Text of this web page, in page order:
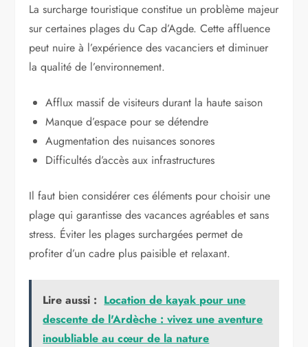
La surcharge touristique constitue un problème majeur
sur certaines plages du Cap d’Agde. Cette affluence
peut nuire à l’expérience des vacanciers et diminuer
la qualité de l’environnement.
Afflux massif de visiteurs durant la haute saison
Manque d’espace pour se détendre
Augmentation des nuisances sonores
Difficultés d’accès aux infrastructures
Il faut bien considérer ces éléments pour choisir une
plage qui garantisse des vacances agréables et sans
stress. Éviter les plages surchargées permet de
profiter d’un cadre plus paisible et relaxant.
Lire aussi : Location de kayak pour une
descente de l'Ardèche : vivez une aventure
inoubliable au cœur de la nature